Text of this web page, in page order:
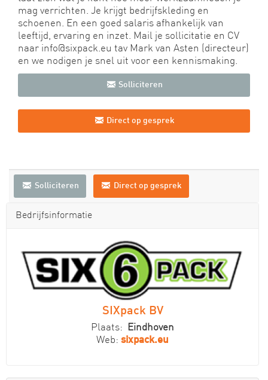
mag verrichten. Je krijgt bedrijfskleding en
schoenen. En een goed salaris afhankelijk van
leeftijd, ervaring en inzet. Mail je sollicitatie en CV
naar info@sixpack.eu tav Mark van Asten (directeur)
en we nodigen je snel uit voor een kennismaking.
Solliciteren
Direct op gesprek
Solliciteren Direct op gesprek
Bedrijfsinformatie
SIXpack BV
Plaats:
Eindhoven
Web: sixpack.eu